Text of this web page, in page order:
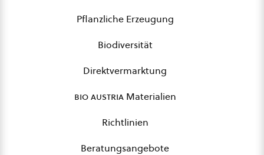
Pflanzliche Erzeugung
Biodiversität
Direktvermarktung
bio austriaMaterialien
Richtlinien
Beratungsangebote